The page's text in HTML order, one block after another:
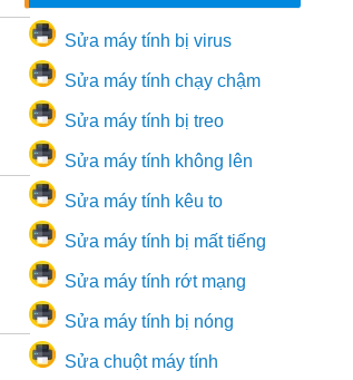
Sửa máy tính bị virus
Sửa máy tính chạy chậm
Sửa máy tính bị treo
Sửa máy tính không lên
Sửa máy tính kêu to
Sửa máy tính bị mất tiếng
Sửa máy tính rớt mạng
Sửa máy tính bị nóng
Sửa chuột máy tính